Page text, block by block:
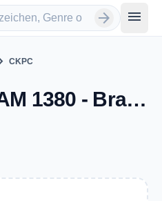
arrow_forward menu
CKPC
CKPC - AM 1380 - Brantford, ON